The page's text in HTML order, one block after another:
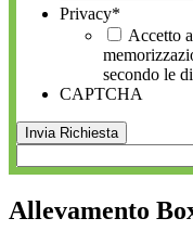
Privacy*
Accetto
secondo le
CAPTCHA
Allevamento